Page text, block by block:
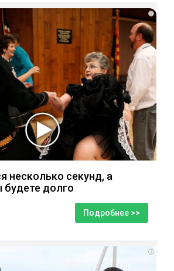
i
несколько секунд, а
будете долго
Подробнее >>
i